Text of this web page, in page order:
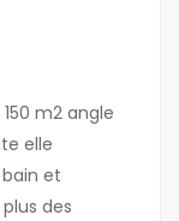
m2 angle
elle
et
des